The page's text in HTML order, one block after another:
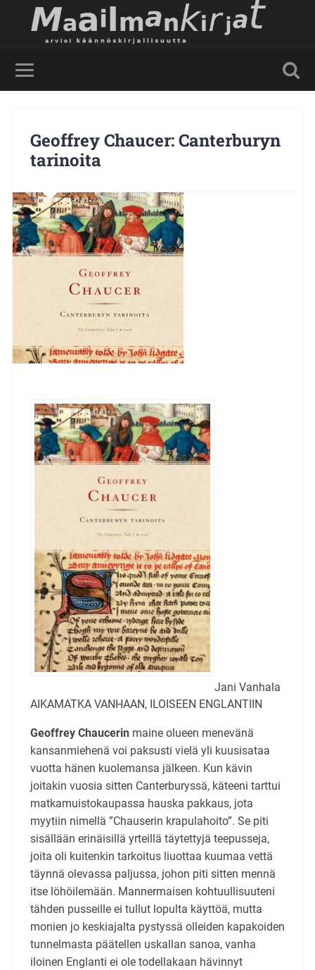
Geoffrey Chaucer: Canterburyn
tarinoita
Jani Vanhala
AIKAMATKA VANHAAN, ILOISEEN ENGLANTIIN
Geoffrey Chaucerinmaine olueen menevänä
kansanmiehenä voi paksusti vielä yli kuusisataa
vuotta hänen kuolemansa jälkeen. Kun kävin
joitakin vuosia sitten Canterburyssä, käteeni tarttui
matkamuistokaupassa hauska pakkaus, jota
myytiin nimellä ”Chauserin krapulahoito”. Se piti
sisällään erinäisillä yrteillä täytettyjä teepusseja,
joita oli kuitenkin tarkoitus liuottaa kuumaa vettä
täynnä olevassa paljussa, johon piti sitten mennä
itse löhöilemään. Mannermaisen kohtuullisuuteni
tähden pusseille ei tullut lopulta käyttöä, mutta
monien jo keskiajalta pystyssä olleiden kapakoiden
tunnelmasta päätellen uskallan sanoa, vanha
iloinen Englanti ei ole todellakaan hävinnyt